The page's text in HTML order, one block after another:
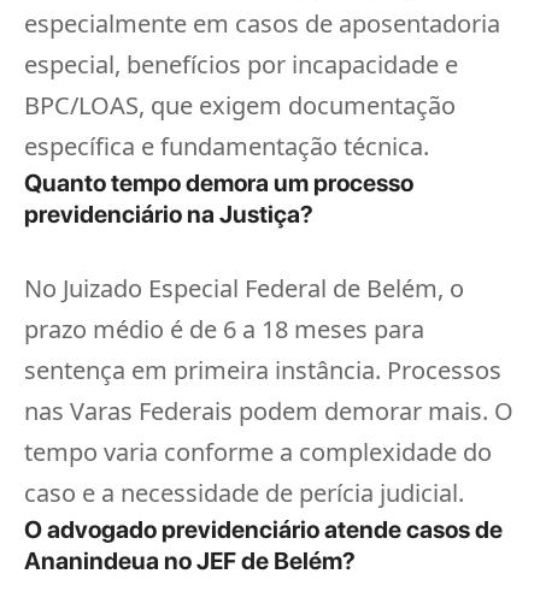
especialmente em casos de aposentadoria
especial, benefícios por incapacidade e
BPC/LOAS, que exigem documentação
específica e fundamentação técnica.
Quanto tempo demora um processo
previdenciário na Justiça?
No Juizado Especial Federal de Belém, o
prazo médio é de 6 a 18 meses para
sentença em primeira instância. Processos
nas Varas Federais podem demorar mais. O
tempo varia conforme a complexidade do
caso e a necessidade de perícia judicial.
O advogado previdenciário atende casos de
Ananindeua no JEF de Belém?